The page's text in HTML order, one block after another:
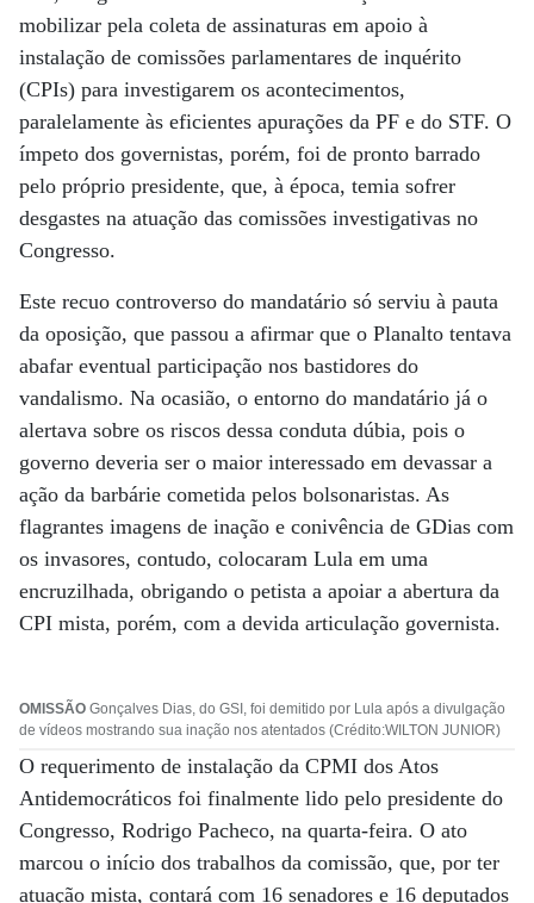
mobilizar pela coleta de assinaturas em apoio à
instalação de comissões parlamentares de inquérito
(CPIs) para investigarem os acontecimentos,
paralelamente às eficientes apurações da PF e do STF. O
ímpeto dos governistas, porém, foi de pronto barrado
pelo próprio presidente, que, à época, temia sofrer
desgastes na atuação das comissões investigativas no
Congresso.
Este recuo controverso do mandatário só serviu à pauta
da oposição, que passou a afirmar que o Planalto tentava
abafar eventual participação nos bastidores do
vandalismo. Na ocasião, o entorno do mandatário já o
alertava sobre os riscos dessa conduta dúbia, pois o
governo deveria ser o maior interessado em devassar a
ação da barbárie cometida pelos bolsonaristas. As
flagrantes imagens de inação e conivência de GDias com
os invasores, contudo, colocaram Lula em uma
encruzilhada, obrigando o petista a apoiar a abertura da
CPI mista, porém, com a devida articulação governista.
OMISSÃO Gonçalves Dias, do GSI, foi demitido por Lula após a divulgação
de vídeos mostrando sua inação nos atentados (Crédito:WILTON JUNIOR)
O requerimento de instalação da CPMI dos Atos
Antidemocráticos foi finalmente lido pelo presidente do
Congresso, Rodrigo Pacheco, na quarta-feira. O ato
marcou o início dos trabalhos da comissão, que, por ter
atuação mista, contará com 16 senadores e 16 deputados